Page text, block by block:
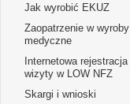
Jak wyrobić EKUZ
Zaopatrzenie w wyroby
medyczne
Internetowa rejestracja
wizyty w LOW NFZ
Skargi i wnioski